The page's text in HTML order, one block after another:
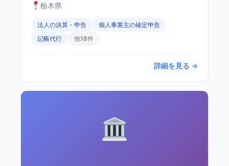
栃木県
法人の決算・申告
個人事業主の確定申告
記帳代行
他18件
詳細を見る →